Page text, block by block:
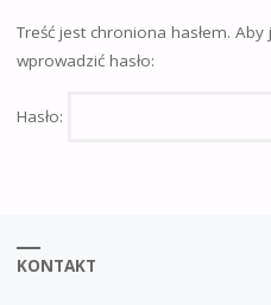
Treść jest chroniona hasłem.
wprowadzić hasło:
Hasło:
KONTAKT